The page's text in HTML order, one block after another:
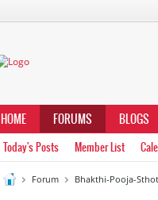
HOME FORUMS BLOGS
Today's Posts Member List
Forum Bhakthi-Pooja-